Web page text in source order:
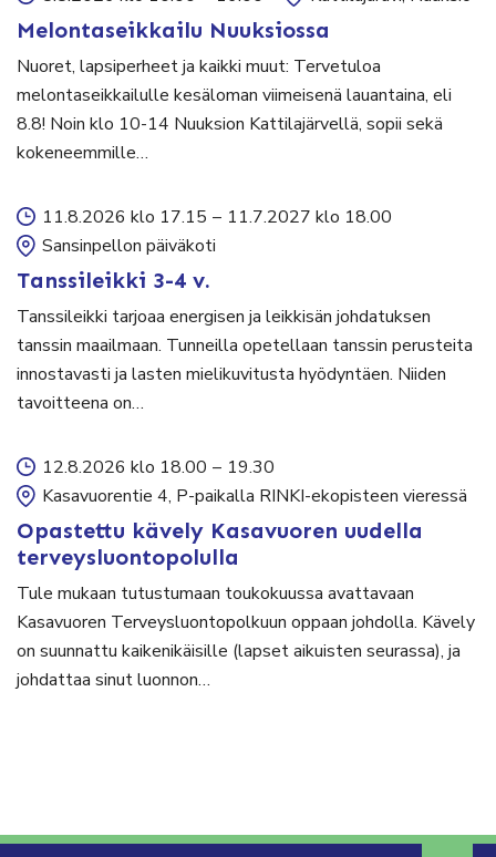
Melontaseikkailu Nuuksiossa
Nuoret, lapsiperheet ja kaikki muut: Tervetuloa
melontaseikkailulle kesäloman viimeisenä lauantaina, eli
8.8! Noin klo 10-14 Nuuksion Kattilajärvellä, sopii sekä
kokeneemmille…
11.8.2026 klo 17.15 – 11.7.2027 klo 18.00
Sansinpellon päiväkoti
Tanssileikki 3-4 v.
Tanssileikki tarjoaa energisen ja leikkisän johdatuksen
tanssin maailmaan. Tunneilla opetellaan tanssin perusteita
innostavasti ja lasten mielikuvitusta hyödyntäen. Niiden
tavoitteena on…
12.8.2026 klo 18.00 – 19.30
Kasavuorentie 4, P-paikalla RINKI-ekopisteen vieressä
Opastettu kävely Kasavuoren uudella
terveysluontopolulla
Tule mukaan tutustumaan toukokuussa avattavaan
Kasavuoren Terveysluontopolkuun oppaan johdolla. Kävely
on suunnattu kaikenikäisille (lapset aikuisten seurassa), ja
johdattaa sinut luonnon…